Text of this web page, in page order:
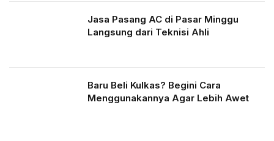
Jasa Pasang AC di Pasar Minggu
Langsung dari Teknisi Ahli
Baru Beli Kulkas? Begini Cara
Menggunakannya Agar Lebih Awet